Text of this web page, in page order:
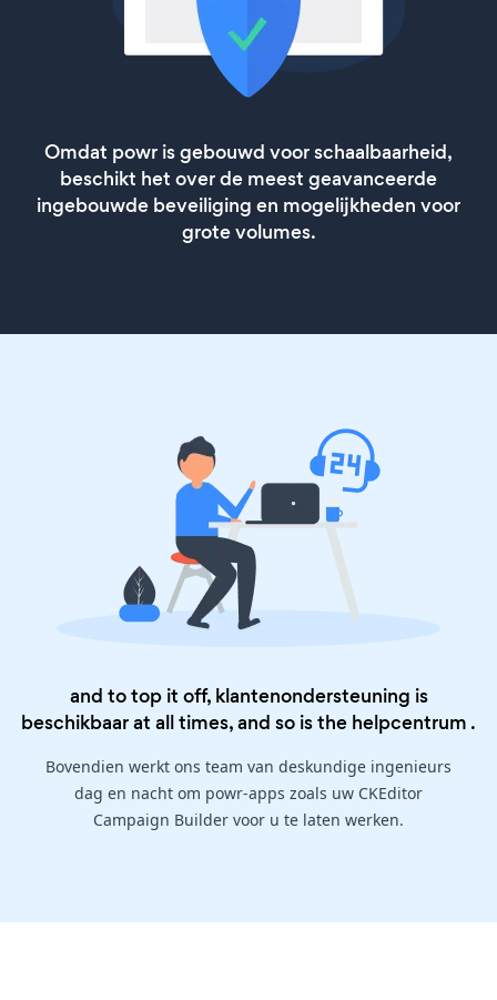
Omdat powr is gebouwd voor schaalbaarheid,
beschikt het over de meest geavanceerde
ingebouwde beveiliging en mogelijkheden voor
grote volumes.
and to top it off, klantenondersteuning is
beschikbaar at all times, and so is the helpcentrum .
Bovendien werkt ons team van deskundige ingenieurs
dag en nacht om powr-apps zoals uw CKEditor
Campaign Builder voor u te laten werken.